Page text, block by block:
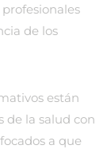
de los
están
de la salud con
a que